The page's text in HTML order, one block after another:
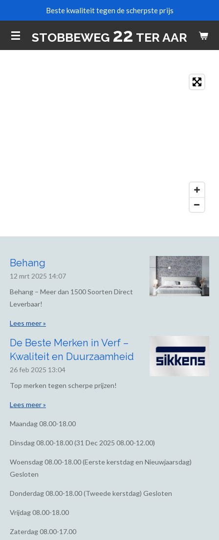
naar
de
STOBBEWEG 22 TER AAR
Beste kwaliteit tegen de scherpste prijs
Behang
12 mrt 2025 14:07
Behang – Meer dan 1500 Soorten Direct
Leverbaar!
Lees meer »
De Beste Merken in Verf –
Kwaliteit en Duurzaamheid
26 feb 2025 13:04
Top merken tegen scherpe prijzen!
Lees meer »
Maandag08.00-18.00
Dinsdag08.00-18.00 (31 Dec 2025 08.00-12.00)
Woensdag08.00-18.00 (Eerste kerstdag en Nieuwjaarsdag)
Gesloten
Donderdag08.00-18.00 (Tweede kerstdag) Gesloten
Vrijdag08.00-18.00
Zaterdag08.00-17.00